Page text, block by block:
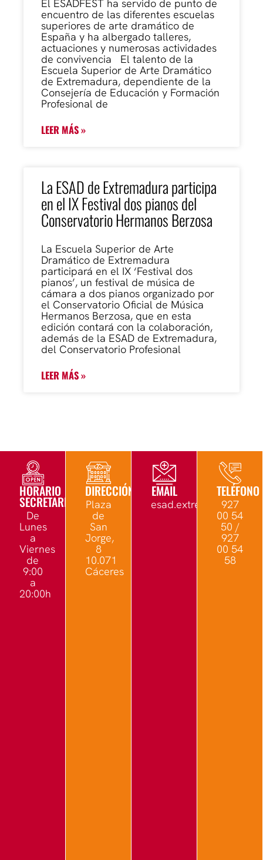
El ESADFEST ha servido de punto de
encuentro de las diferentes escuelas
superiores de arte dramático de
España y ha albergado talleres,
actuaciones y numerosas actividades
de convivencia El talento de la
Escuela Superior de Arte Dramático
de Extremadura, dependiente de la
Consejería de Educación y Formación
Profesional de
LEER MÁS »
La ESAD de Extremadura participa
en el IX Festival dos pianos del
Conservatorio Hermanos Berzosa
La Escuela Superior de Arte
Dramático de Extremadura
participará en el IX ‘Festival dos
pianos’, un festival de música de
cámara a dos pianos organizado por
el Conservatorio Oficial de Música
Hermanos Berzosa, que en esta
edición contará con la colaboración,
además de la ESAD de Extremadura,
del Conservatorio Profesional
LEER MÁS »
HORARIO
SECRETARÍA
De
Lunes
a
Viernes
de
9:00
a
20:00h
DIRECCIÓN
Plaza
de
San
Jorge,
8
10.071
Cáceres
EMAIL TELÉFONO
927
00 54
50 /
927
00 54
58